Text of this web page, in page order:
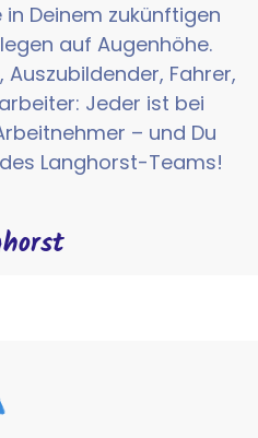
Deinem zukünftigen
auf Augenhöhe.
Fahrer,
Jeder ist bei
– und Du
Langhorst-Teams!